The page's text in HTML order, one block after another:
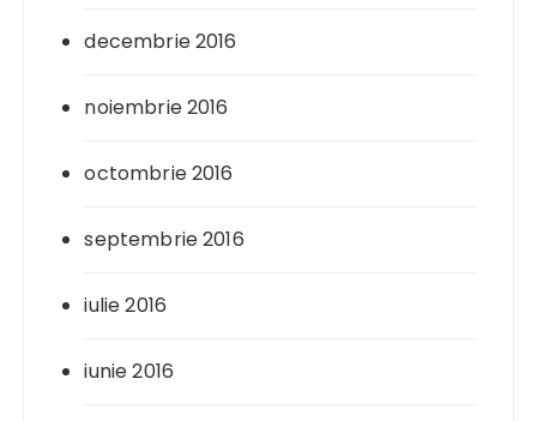
decembrie 2016
noiembrie 2016
octombrie 2016
septembrie 2016
iulie 2016
iunie 2016